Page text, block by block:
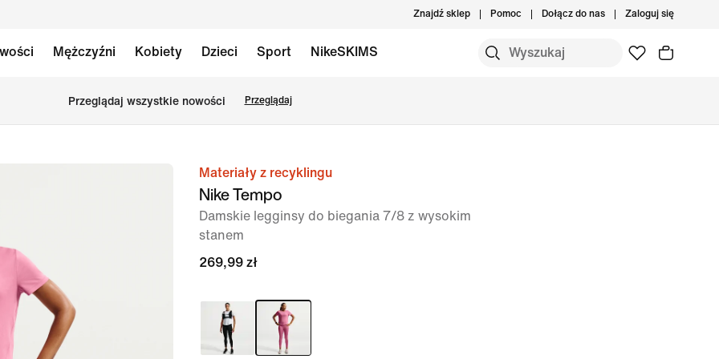
Znajdź sklep Pomoc Dołącz do nas Zaloguj się
Mężczyźni Kobiety Dzieci Sport NikeSKIMS
Przeglądaj wszystkie nowości Przeglądaj
obrazMateriały z recyklingu
Nike Tempo
Damskie legginsy do biegania 7/8 z wysokim
stanem
269,99 zł